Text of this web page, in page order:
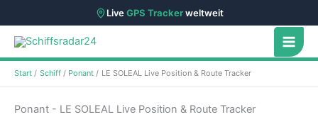
LiveGPS Trackerweltweit
Zum
Inhalt
springen
Start Schiff Ponant LE SOLEAL Live Position & Route Tracker
Ponant - LE SOLEAL Live Position & Route Tracker